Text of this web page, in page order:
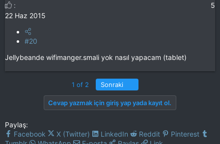
5
22 Haz 2015
#20
Jellybeande wifimanger.smali yok nasıl yapacam (tablet)
1 of 2 Sonraki
Cevap yazmak için giriş yap yada kayıt ol.
Paylaş:
Facebook
X (Twitter) LinkedIn Reddit
Pinterest